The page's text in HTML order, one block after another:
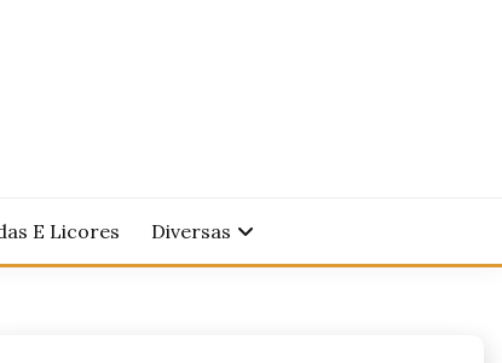
E Licores Diversas